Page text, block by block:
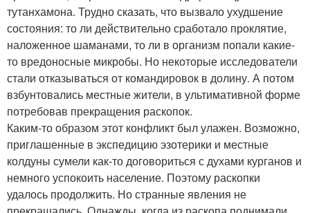
тутанхамона. Трудно сказать, что вызвало ухудшение
состояния: то ли действительно сработало проклятие,
наложенное шаманами, то ли в организм попали какие-
то вредоносные микробы. Но некоторые исследователи
стали отказываться от командировок в долину. А потом
взбунтовались местные жители, в ультимативной форме
потребовав прекращения раскопок.
Каким-то образом этот конфликт был улажен. Возможно,
приглашенные в экспедицию эзотерики и местные
колдуны сумели как-то договориться с духами курганов и
немного успокоить население. Поэтому раскопки
удалось продолжить. Но странные явления не